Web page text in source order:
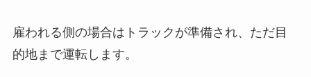
雇われる側の場合はトラックが準備され、ただ目
的地まで運転します。